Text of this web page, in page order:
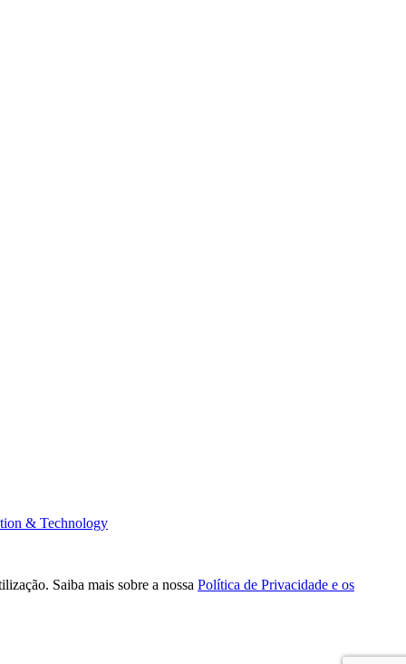
& Technology
Saiba mais sobre a nossa Política de Privacidade e os